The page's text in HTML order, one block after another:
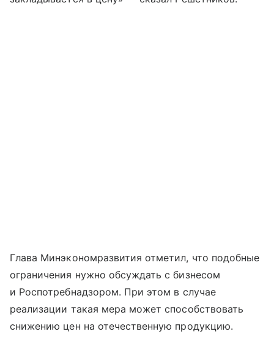
Глава Минэкономразвития отметил, что подобные
ограничения нужно обсуждать с бизнесом
и Роспотребнадзором. При этом в случае
реализации такая мера может способствовать
снижению цен на отечественную продукцию.